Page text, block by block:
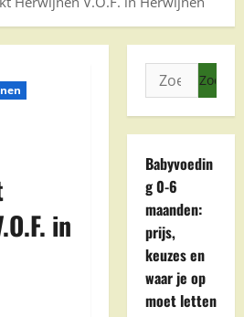
in
Zoeken
naar:
Babyvoedin
g 0-6
maanden:
prijs,
keuzes en
waar je op
moet letten